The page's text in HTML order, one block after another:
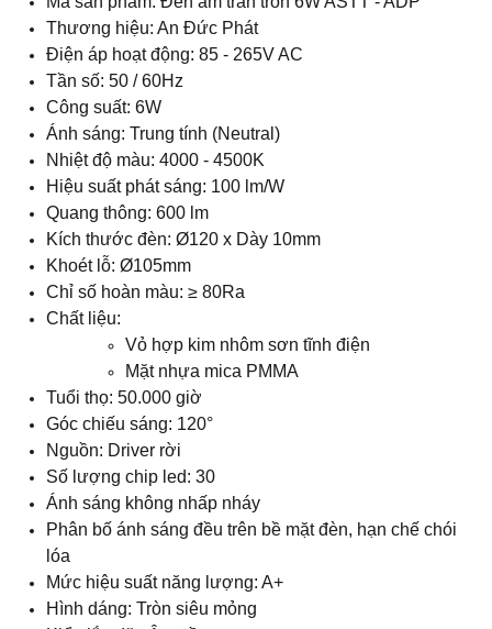
Chỉ số hoàn màu: ≥ 80Ra
Chất liệu:
Vỏ hợp kim nhôm sơn tĩnh điện
Tuổi thọ: 50.000 giờ
Góc chiếu sáng: 120°
Nguồn: Driver rời
Số lượng chip led: 30
Ánh sáng không nhấp nháy
Phân bố ánh sáng đều trên bề mặt đèn, hạn chế chói
Hình dáng: Tròn siêu mỏng
Kiểu lắp đặt: Âm trần
Hệ số công suất: 0.97
Màu sắc vỏ đèn: Trắng
Nhiệt độ làm việc: -10°C đến 55°C
Cấp độ bảo vệ: IP20 (trong nhà)
Chu kỳ tắt / bật: 50.000 lần
Hàm lượng thủy ngân: 0 mg
Thời gian khởi động của đèn: < 0.5 giây
Bảo hành: 1 năm